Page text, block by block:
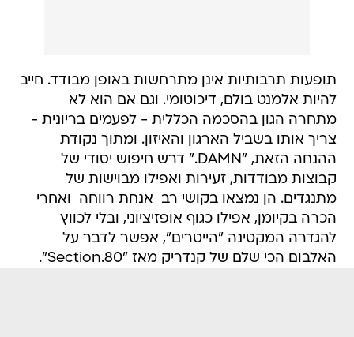
תופעות תרבותיות אינן מתרחשות באופן מבודד. חייב
להיות אלמנט בולם, דיכוטומי. וגם אם הוא לא
מתחרה הגון בהסכמה הכללית - לפעמים בריונית -
צריך אותו בשביל הארגון והאיזון. ומתוך נקודת
ההנחה הזאת, "DAMN." דרש חיפוש יסודי של
קבוצות מבודדות, זעירות ואפילו מבוישות של
מתנגדים. הן נמצאו בקושי רב  אנחת רווחה  ואחרי
הכרה בקיומן, אפילו כגוף אופזיציוני, ובלי לכווץ
להגדרה המקטינה "הייטרים", אפשר לדבר על
האלבום הכי שלם של קנדריק מאז "Section.80".